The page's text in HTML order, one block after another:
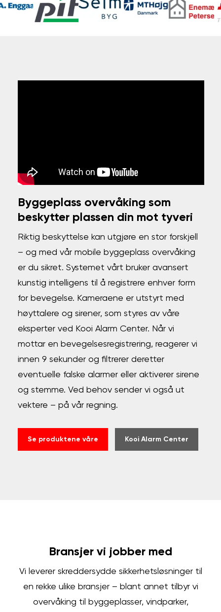
Byggeplass overvåking som
beskytter plassen din mot tyveri
Riktig beskyttelse kan utgjøre en stor forskjell
– og med vår mobile byggeplass overvåking
er du sikret. Systemet vårt bruker avansert
kunstig intelligens til å registrere enhver form
for bevegelse. Kameraene er utstyrt med
høyttalere og sirener, som styres av våre
eksperter ved Kooi Alarm Center. Når vi
mottar en bevegelsesregistrering, reagerer vi
innen 9 sekunder og filtrerer deretter
eventuelle falske alarmer eller aktiverer sirene
og stemme. Ved behov sender vi også ut
vektere – på vår regning.
Se produktene våre Kooi Alarm Center
Bransjer vi jobber med
Vi leverer skreddersydde sikkerhetsløsninger til
en rekke ulike bransjer – blant annet tilbyr vi
overvåking til byggeplasser, vindparker,